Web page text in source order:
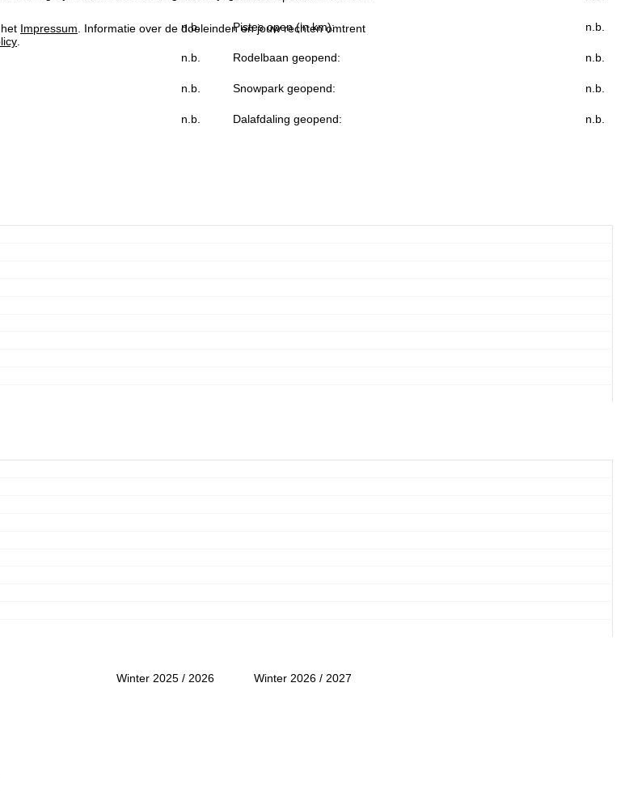
Impressum . Informatie over de doeleinden en jouw rechten omtrent
n.b. Pistes open (in km): n.b.
n.b. Rodelbaan geopend: n.b.
n.b. Snowpark geopend: n.b.
n.b. Dalafdaling geopend: n.b.
Winter 2025 / 2026 Winter 2026 / 2027